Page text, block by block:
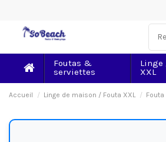
Foutas &
serviettes
Linge
XXL
Accueil Linge de maison / Fouta XXL